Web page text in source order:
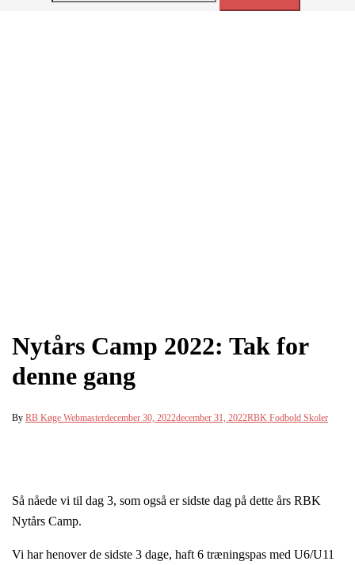
Nytårs Camp 2022: Tak for
denne gang
By RB Køge Webmasterdecember 30, 2022december 31, 2022RBK Fodbold Skoler
Så nåede vi til dag 3, som også er sidste dag på dette års RBK
Nytårs Camp.
Vi har henover de sidste 3 dage, haft 6 træningspas med U6/U11